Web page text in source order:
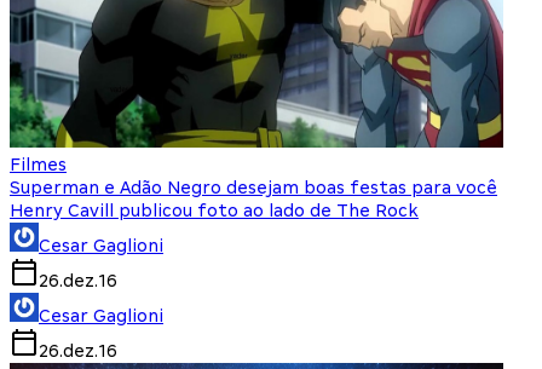
Filmes
Superman e Adão Negro desejam boas festas para você
Henry Cavill publicou foto ao lado de The Rock
Cesar Gaglioni
26.dez.16
Cesar Gaglioni
26.dez.16